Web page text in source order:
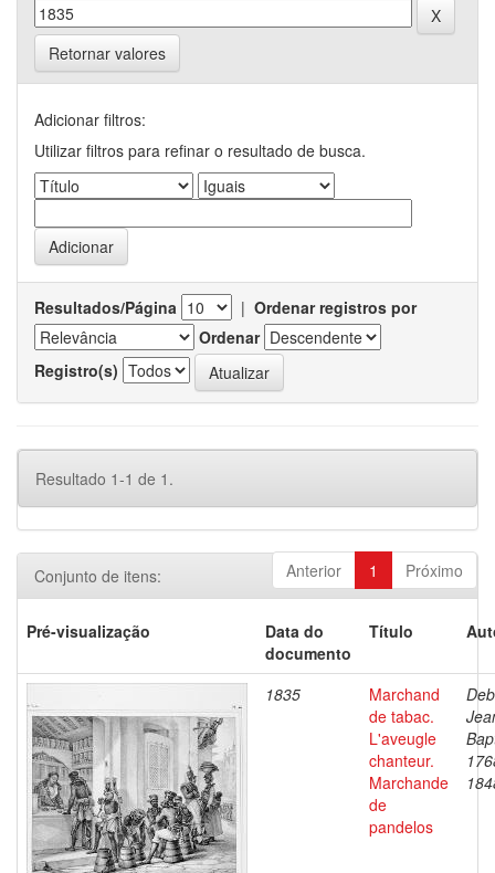
Retornar valores
Adicionar filtros:
Utilizar filtros para refinar o resultado de busca.
Resultados/Página | Ordenar registros por
Ordenar
Registro(s)
Resultado 1-1 de 1.
Anterior 1 Próximo
Conjunto de itens:
Pré-visualização
Data do
documento
Título
1835
Marchand
de tabac.
L'aveugle
chanteur.
Marchande
de
pandelos